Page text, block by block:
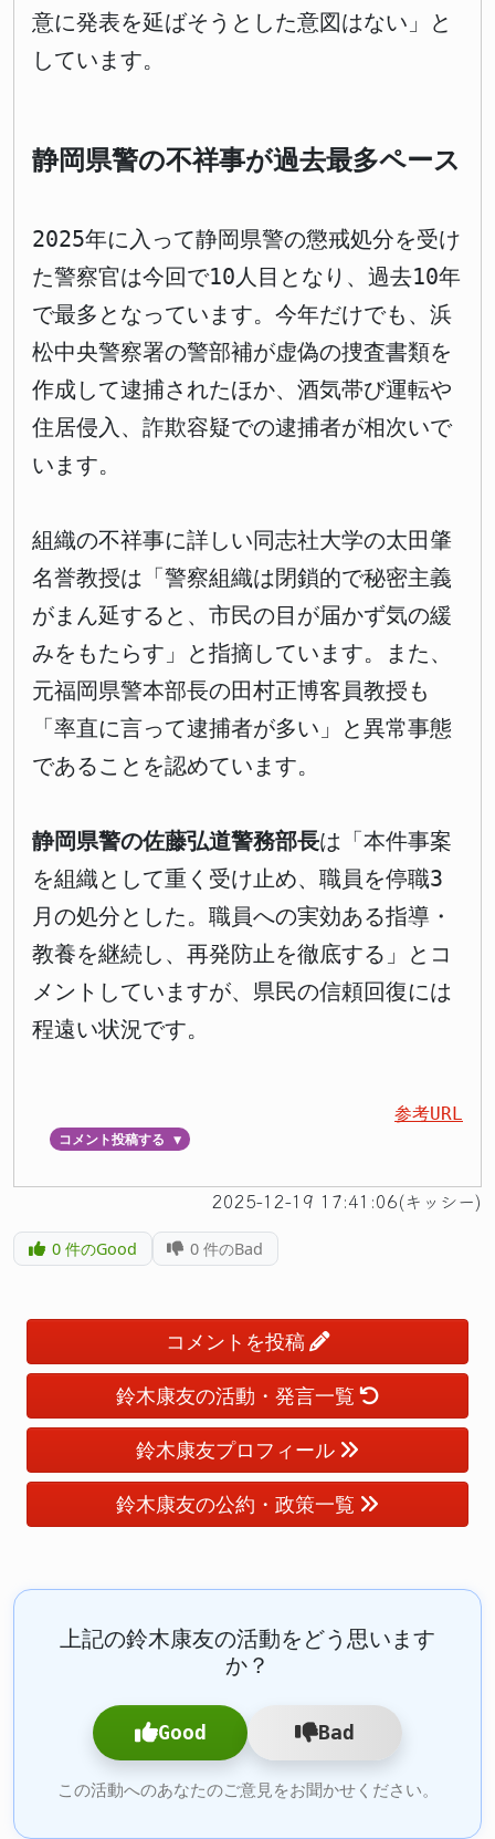
意に発表を延ばそうとした意図はない」と
しています。
静岡県警の不祥事が過去最多ペース
2025年に入って静岡県警の懲戒処分を受け
た警察官は今回で10人目となり、過去10年
で最多となっています。今年だけでも、浜
松中央警察署の警部補が虚偽の捜査書類を
作成して逮捕されたほか、酒気帯び運転や
住居侵入、詐欺容疑での逮捕者が相次いで
います。
組織の不祥事に詳しい同志社大学の太田肇
名誉教授は「警察組織は閉鎖的で秘密主義
がまん延すると、市民の目が届かず気の緩
みをもたらす」と指摘しています。また、
元福岡県警本部長の田村正博客員教授も
「率直に言って逮捕者が多い」と異常事態
であることを認めています。
静岡県警の佐藤弘道警務部長は「本件事案
を組織として重く受け止め、職員を停職3
月の処分とした。職員への実効ある指導・
教養を継続し、再発防止を徹底する」とコ
メントしていますが、県民の信頼回復には
程遠い状況です。
参考URL
コメント投稿する ▼
2025-12-19 17:41:06(キッシー)
0件のGood 0 件のBad
コメントを投稿
鈴木康友の活動・発言一覧
鈴木康友プロフィール
鈴木康友の公約・政策一覧
上記の鈴木康友の活動をどう思います
か？
Good Bad
この活動へのあなたのご意見をお聞かせください。